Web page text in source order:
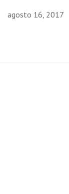
agosto 16, 2017